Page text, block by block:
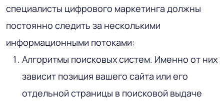
специалисты цифрового маркетинга должны
постоянно следить за несколькими
информационными потоками:
Алгоритмы поисковых систем. Именно от них
зависит позиция вашего сайта или его
отдельной страницы в поисковой выдаче